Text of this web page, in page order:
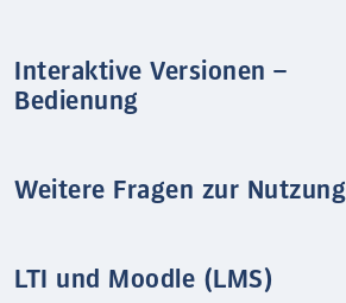
Interaktive Versionen –
Bedienung
Weitere Fragen zur Nutzung
LTI und Moodle (LMS)